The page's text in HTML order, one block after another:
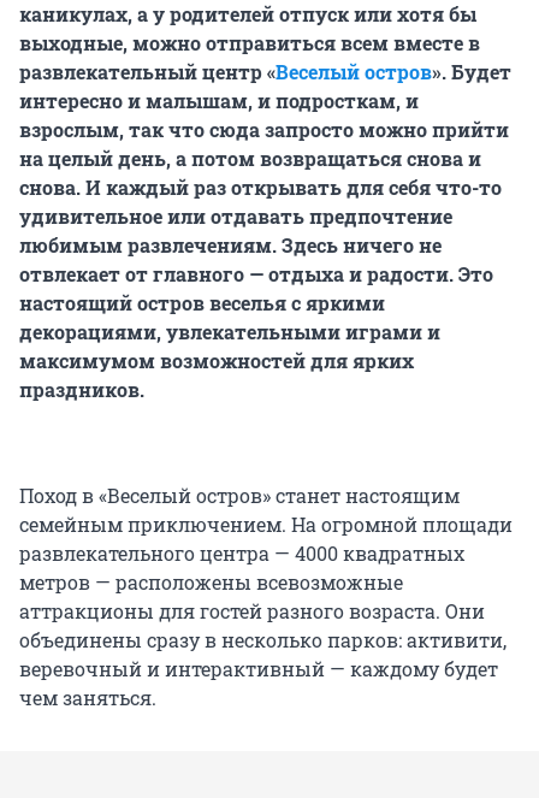
каникулах, а у родителей отпуск или хотя бы
выходные, можно отправиться всем вместе в
развлекательный центр «Веселый остров». Будет
интересно и малышам, и подросткам, и
взрослым, так что сюда запросто можно прийти
на целый день, а потом возвращаться снова и
снова. И каждый раз открывать для себя что-то
удивительное или отдавать предпочтение
любимым развлечениям. Здесь ничего не
отвлекает от главного — отдыха и радости. Это
настоящий остров веселья с яркими
декорациями, увлекательными играми и
максимумом возможностей для ярких
праздников.
Поход в «Веселый остров» станет настоящим
семейным приключением. На огромной площади
развлекательного центра — 4000 квадратных
метров — расположены всевозможные
аттракционы для гостей разного возраста. Они
объединены сразу в несколько парков: активити,
веревочный и интерактивный — каждому будет
чем заняться.